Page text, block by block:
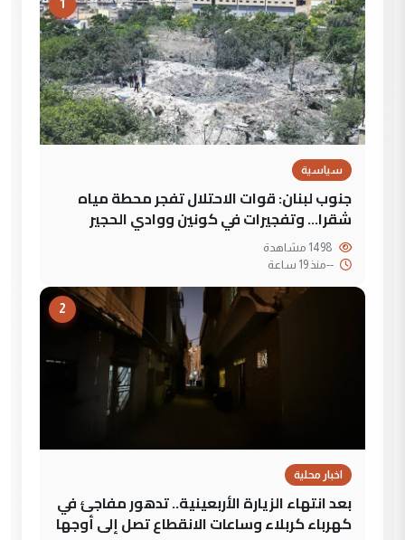
1
سياسية
جنوب لبنان: قوات الاحتلال تفجر محطة مياه
شقرا… وتفجيرات في كونين ووادي الحجير
--منذ 19 ساعة
2
اخبار محلية
بعد انتهاء الزيارة الأربعينية.. تدهور مفاجئ في
كهرباء كربلاء وساعات الانقطاع تصل إلى أوجها